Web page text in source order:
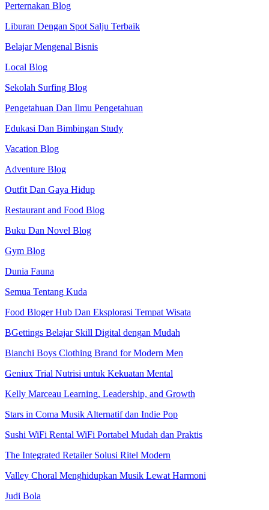
Perternakan Blog
Liburan Dengan Spot Salju Terbaik
Belajar Mengenal Bisnis
Local Blog
Sekolah Surfing Blog
Pengetahuan Dan Ilmu Pengetahuan
Edukasi Dan Bimbingan Study
Vacation Blog
Adventure Blog
Outfit Dan Gaya Hidup
Restaurant and Food Blog
Buku Dan Novel Blog
Gym Blog
Dunia Fauna
Semua Tentang Kuda
Food Bloger Hub Dan Eksplorasi Tempat Wisata
BGettings Belajar Skill Digital dengan Mudah
Bianchi Boys Clothing Brand for Modern Men
Geniux Trial Nutrisi untuk Kekuatan Mental
Kelly Marceau Learning, Leadership, and Growth
Stars in Coma Musik Alternatif dan Indie Pop
Sushi WiFi Rental WiFi Portabel Mudah dan Praktis
The Integrated Retailer Solusi Ritel Modern
Valley Choral Menghidupkan Musik Lewat Harmoni
Judi Bola